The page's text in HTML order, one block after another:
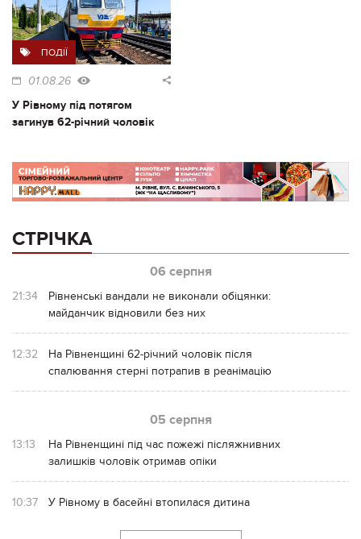
ПОДІЇ
01.08.26
У Рівному під потягом
загинув 62-річний чоловік
СТРІЧКА
06 серпня
21:34
Рівненські вандали не виконали обіцянки:
майданчик відновили без них
12:32
На Рівненщині 62-річний чоловік після
спалювання стерні потрапив в реанімацію
05 серпня
13:13
На Рівненщині під час пожежі післяжнивних
залишків чоловік отримав опіки
10:37 У Рівному в басейні втопилася дитина